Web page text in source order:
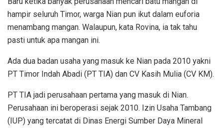
hampir seluruh Timor, warga Nian pun ikut dalam euforia
menambang mangan. Walaupun, kata Rovina, ia tak tahu
pasti untuk apa mangan ini.
Ada dua badan usaha yang masuk ke Nian pada 2010 yakni
PT Timor Indah Abadi (PT TIA) dan CV Kasih Mulia (CV KM).
PT TIA jadi perusahaan pertama yang masuk di Nian.
Perusahaan ini beroperasi sejak 2010. Izin Usaha Tambang
(IUP) yang tercatat di Dinas Energi Sumber Daya Mineral